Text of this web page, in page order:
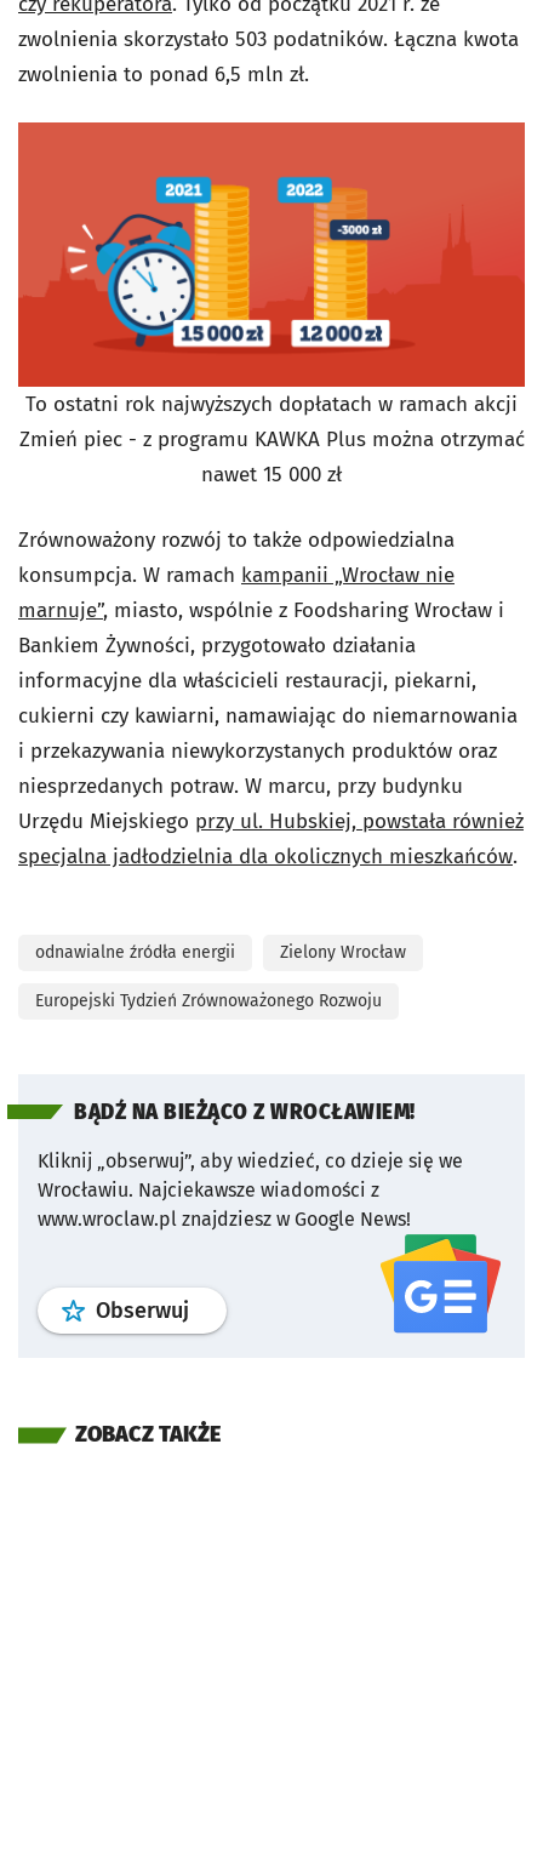
zwolnienia skorzystało 503 podatników. Łączna kwota
zwolnienia to ponad 6,5 mln zł.
To ostatni rok najwyższych dopłatach w ramach akcji
Zmień piec - z programu KAWKA Plus można otrzymać
nawet 15 000 zł
Zrównoważony rozwój to także odpowiedzialna
konsumpcja. W ramach kampanii „Wrocław nie
marnuje”, miasto, wspólnie z Foodsharing Wrocław i
Bankiem Żywności, przygotowało działania
informacyjne dla właścicieli restauracji, piekarni,
cukierni czy kawiarni, namawiając do niemarnowania
i przekazywania niewykorzystanych produktów oraz
niesprzedanych potraw. W marcu, przy budynku
Urzędu Miejskiego przy ul. Hubskiej, powstała również
specjalna jadłodzielnia dla okolicznych mieszkańców.
odnawialne źródła energii Zielony Wrocław
Europejski Tydzień Zrównoważonego Rozwoju
BĄDŹ NA BIEŻĄCO Z WROCŁAWIEM!
Kliknij „obserwuj”, aby wiedzieć, co dzieje się we
Wrocławiu. Najciekawsze wiadomości z
www.wroclaw.pl znajdziesz w Google News!
Obserwuj profil serwisu
ZOBACZ TAKŻE